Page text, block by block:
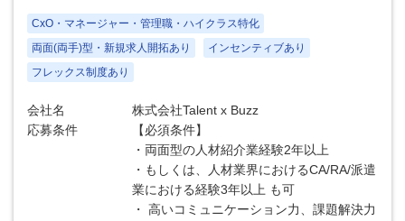
CxO・マネージャー・管理職・ハイクラス特化
両面(両手)型・新規求人開拓あり
インセンティブあり
フレックス制度あり
会社名
株式会社Talent x Buzz
応募条件
【必須条件】
・両面型の人材紹介業経験2年以上
・もしくは、人材業界におけるCA/RA/派遣
業における経験3年以上 も可
・ 高いコミュニケーション力、課題解決力